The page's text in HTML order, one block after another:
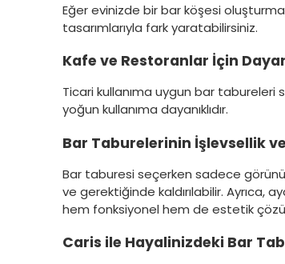
Eğer evinizde bir bar köşesi
tasarımlarıyla fark yaratabilirsiniz.
Kafe ve Restoranlar İçin
Ticari kullanıma uygun bar tabureleri
yoğun kullanıma dayanıklıdır.
Bar Taburelerinin İşlevsellik
Bar taburesi seçerken sadece
ve gerektiğinde kaldırılabilir. Ayrıca,
hem fonksiyonel hem de estetik
Caris ile Hayalinizdeki Bar